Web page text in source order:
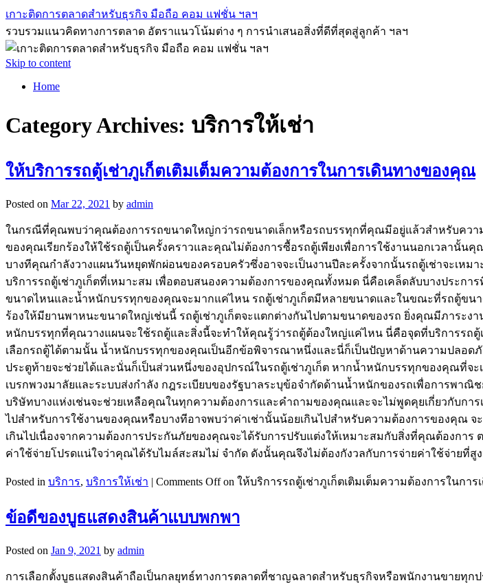
เกาะติดการตลาดสำหรับธุรกิจ มือถือ คอม แฟชั่น ฯลฯ
รวบรวมแนวคิดทางการตลาด อัตราแนวโน้มต่าง ๆ การนำเสนอสิ่งที่ดีที่สุดสู่ลูกค้า ฯลฯ
Skip to content
Home
Category Archives: บริการให้เช่า
ให้บริการรถตู้เช่าภูเก็ตเติมเต็มความต้องการในการเดินทางของคุณ
Posted on Mar 22, 2021 by admin
ในกรณีที่คุณพบว่าคุณต้องการรถขนาดใหญ่กว่ารถขนาดเล็กหรือรถบรรทุกที่คุณมีอยู่แล้วสำหรับควา
ของคุณเรียกร้องให้ใช้รถตู้เป็นครั้งคราวและคุณไม่ต้องการซื้อรถตู้เพียงเพื่อการใช้งานนอกเวลานั้น
บางทีคุณกำลังวางแผนวันหยุดพักผ่อนของครอบครัวซึ่งอาจจะเป็นงานปีละครั้งจากนั้นรถตู้เช่าจะเห
บริการรถตู้เช่าภูเก็ตที่เหมาะสม เพื่อตอบสนองความต้องการของคุณทั้งหมด นี่คือเคล็ดลับบางประ
ขนาดไหนและน้ำหนักบรรทุกของคุณจะมากแค่ไหน รถตู้เช่าภูเก็ตมีหลายขนาดและในขณะที่รถตู้ขน
ร้องให้มียานพาหนะขนาดใหญ่เช่นนี้ รถตู้เช่าภูเก็ตจะแตกต่างกันไปตามขนาดของรถ ยิ่งคุณมีภาระง
หนักบรรทุกที่คุณวางแผนจะใช้รถตู้และสิ่งนี้จะทำให้คุณรู้ว่ารถตู้ต้องใหญ่แค่ไหน นี่คือจุดที่บริการรถ
เลือกรถตู้ได้ตามนั้น น้ำหนักบรรทุกของคุณเป็นอีกข้อพิจารณาหนึ่งและนี่ก็เป็นปัญหาด้านความปลอด
ประตูท้ายจะช่วยได้และนั่นก็เป็นส่วนหนึ่งของอุปกรณ์ในรถตู้เช่าภูเก็ต หากน้ำหนักบรรทุกของคุณที่จ
เบรกพวงมาลัยและระบบส่งกำลัง กฎระเบียบของรัฐบาลระบุข้อจำกัดด้านน้ำหนักของรถเพื่อการพ
บริษัทบางแห่งเช่นจะช่วยเหลือคุณในทุกความต้องการและคำถามของคุณและจะไม่พูดคุยเกี่ยวกับก
ไปสำหรับการใช้งานของคุณหรือบางทีอาจพบว่าค่าเช่านั้นน้อยเกินไปสำหรับความต้องการของคุณ จ
เกินไปเนื่องจากความต้องการประกันภัยของคุณจะได้รับการปรับแต่งให้เหมาะสมกับสิ่งที่คุณต้องกา
ค่าใช้จ่ายโปรดแน่ใจว่าคุณได้รับไมล์สะสมไม่ จำกัด ดังนั้นคุณจึงไม่ต้องกังวลกับการจ่ายค่าใช้จ่ายที่สูง
Posted in บริการ, บริการให้เช่า | Comments Offon ให้บริการรถตู้เช่าภูเก็ตเติมเต็มความต้องการในกา
ข้อดีของบูธแสดงสินค้าแบบพกพา
Posted on Jan 9, 2021 by admin
การเลือกตั้งบูธแสดงสินค้าถือเป็นกลยุทธ์ทางการตลาดที่ชาญฉลาดสำหรับธุรกิจหรือพนักงานขายทุก